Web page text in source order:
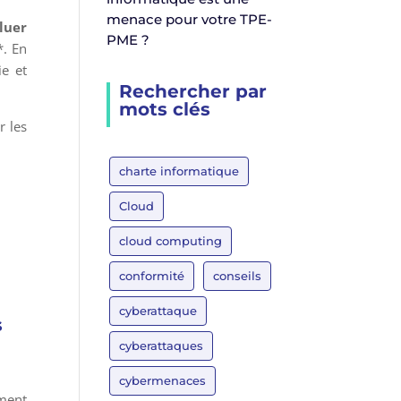
En
et
les
menace pour votre TPE-
PME ?
Rechercher par
mots clés
charte informatique
Cloud
cloud computing
conformité conseils
cyberattaque
cyberattaques
cybermenaces